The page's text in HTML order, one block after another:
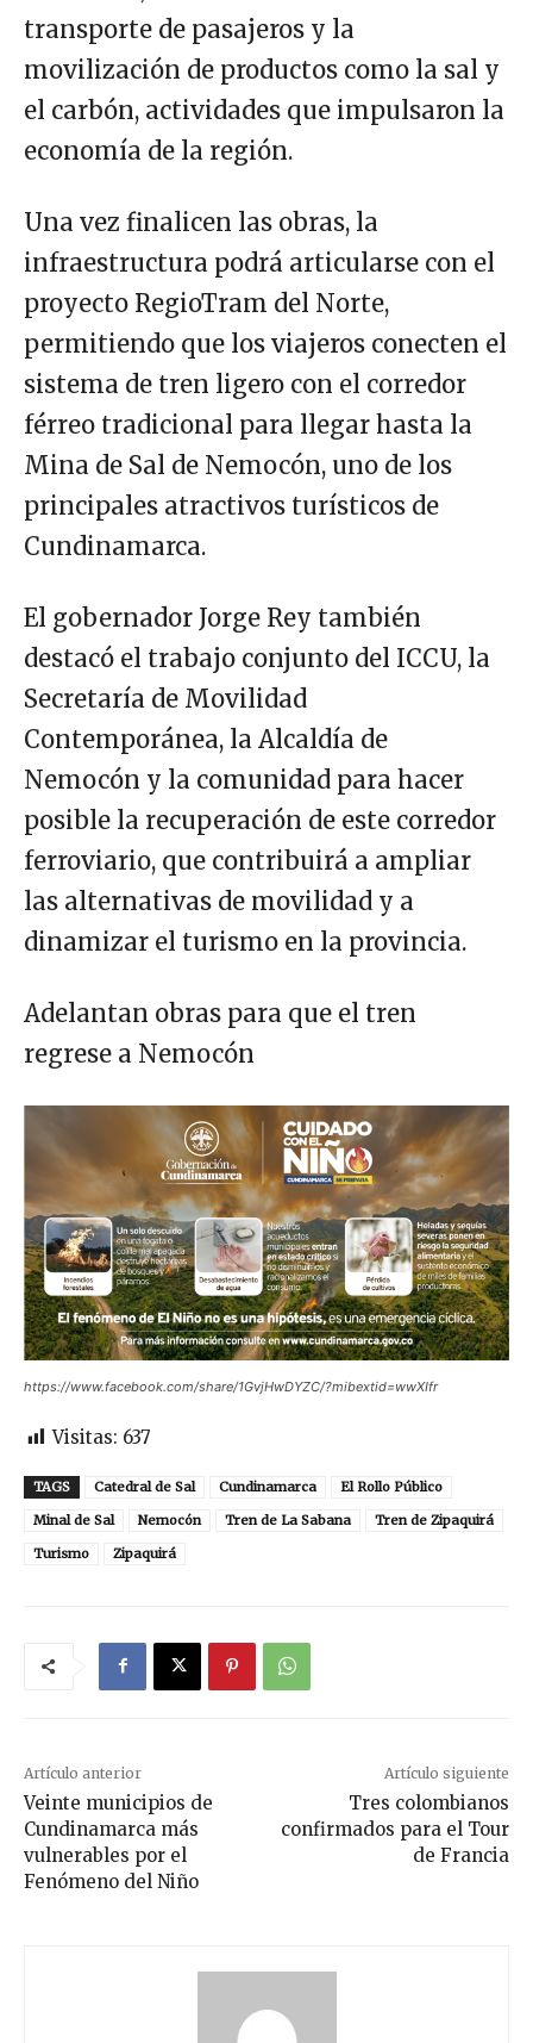
transporte de pasajeros y la
movilización de productos como la sal y
el carbón, actividades que impulsaron la
economía de la región.
Una vez finalicen las obras, la
infraestructura podrá articularse con el
proyecto RegioTram del Norte,
permitiendo que los viajeros conecten el
sistema de tren ligero con el corredor
férreo tradicional para llegar hasta la
Mina de Sal de Nemocón, uno de los
principales atractivos turísticos de
Cundinamarca.
El gobernador Jorge Rey también
destacó el trabajo conjunto del ICCU, la
Secretaría de Movilidad
Contemporánea, la Alcaldía de
Nemocón y la comunidad para hacer
posible la recuperación de este corredor
ferroviario, que contribuirá a ampliar
las alternativas de movilidad y a
dinamizar el turismo en la provincia.
Adelantan obras para que el tren
regrese a Nemocón
https://www.facebook.com/share/1GvjHwDYZC/?mibextid=wwXIfr
Visitas: 637
TAGS Catedral de Sal Cundinamarca
El Rollo Público
Minal de Sal
Nemocón Tren de La Sabana
Tren de Zipaquirá
Turismo
Zipaquirá
Artículo anterior
Veinte municipios de
Cundinamarca más
vulnerables por el
Fenómeno del Niño
Artículo siguiente
Tres colombianos
confirmados para el Tour
de Francia